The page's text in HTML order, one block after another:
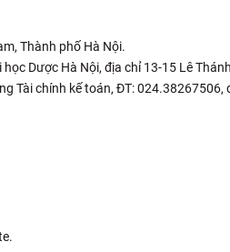
Thành phố Hà Nội.
Dược Hà Nội, địa chỉ 13-15 Lê
Tài chính kế toán, ĐT: 024.38267506,